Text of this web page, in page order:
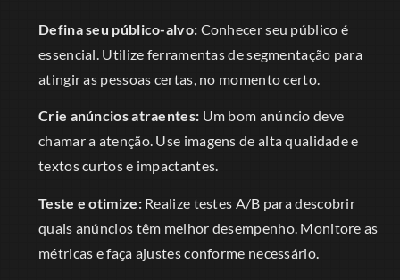
Defina seu público-alvo: Conhecer seu público é
essencial. Utilize ferramentas de segmentação para
atingir as pessoas certas, no momento certo.
Crie anúncios atraentes: Um bom anúncio deve
chamar a atenção. Use imagens de alta qualidade e
textos curtos e impactantes.
Teste e otimize:Realize testes A/B para descobrir
quais anúncios têm melhor desempenho. Monitore as
métricas e faça ajustes conforme necessário.